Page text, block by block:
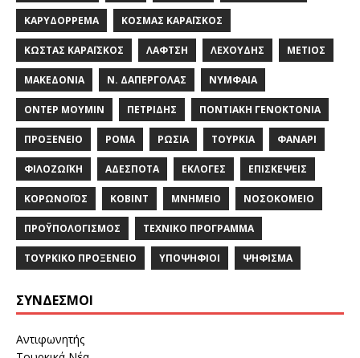
ΚΑΡΥΔΌΡΡΕΜΑ ΚΟΣΜΆΣ ΚΑΡΑΪ́ΣΚΟΣ
ΚΏΣΤΑΣ ΚΑΡΑΪ́ΣΚΟΣ ΛΑΦΤΣΉ ΛΕΧΟΎΔΗΣ ΜΈΤΙΟΣ
ΜΑΚΕΔΟΝΊΑ Ν. ΔΑΠΈΡΓΟΛΑΣ ΝΥΜΦΑΊΑ
ΟΝΤΈΡ ΜΟΥΜΊΝ ΠΕΤΡΊΔΗΣ ΠΟΝΤΙΑΚΉ ΓΕΝΟΚΤΟΝΊΑ
ΠΡΟΞΕΝΕΊΟ ΡΟΜΆ ΡΩΣΊΑ ΤΟΥΡΚΊΑ ΦΑΝΆΡΙ
ΦΙΛΟΖΩΪΚΉ ΑΔΈΣΠΟΤΑ ΕΚΛΟΓΈΣ ΕΠΙΣΚΈΨΕΙΣ
ΚΟΡΩΝΟΪΌΣ ΚΌΒΙΝΤ ΜΝΗΜΕΊΟ ΝΟΣΟΚΟΜΕΊΟ
ΠΡΟΫΠΟΛΟΓΙΣΜΌΣ ΤΕΧΝΙΚΌ ΠΡΌΓΡΑΜΜΑ
ΤΟΥΡΚΙΚΌ ΠΡΟΞΕΝΕΊΟ ΥΠΟΨΉΦΙΟΙ ΨΉΦΙΣΜΑ
ΣΎΝΔΕΣΜΟΙ
Αντιφωνητής